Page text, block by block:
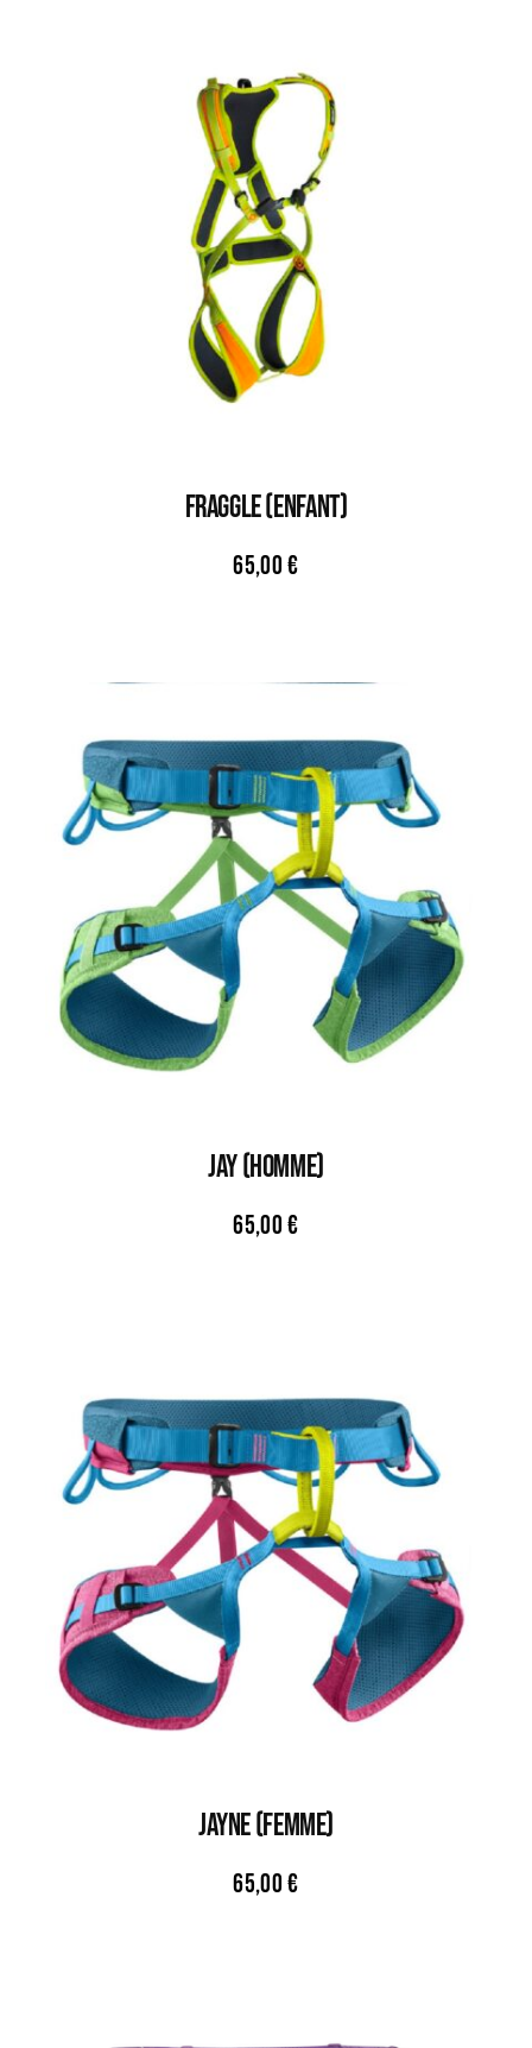
FRAGGLE (ENFANT)
65,00€
JAY (HOMME)
65,00€
JAYNE (FEMME)
65,00€